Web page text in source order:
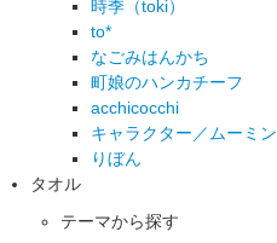
時季（toki）
to*
なごみはんかち
町娘のハンカチーフ
acchicocchi
キャラクター／ムーミン
りぼん
タオル
テーマから探す